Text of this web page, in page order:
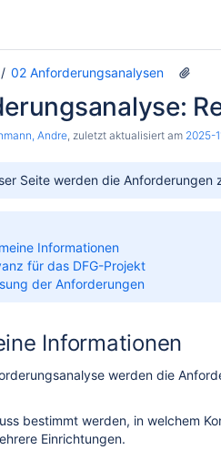
02 Anforderungsanalysen
Andre, zuletzt aktualisiert am 2025-
Seite werden die
Informationen
für das DFG-Projekt
der Anforderungen
Informationen
werden die
bestimmt werden, in welchem
Einrichtungen.